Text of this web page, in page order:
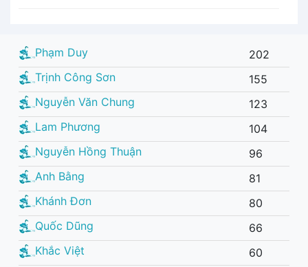
Phạm Duy
202
Trịnh Công Sơn
155
Nguyễn Văn Chung
123
Lam Phương
104
Nguyễn Hồng Thuận
96
Anh Bằng
81
Khánh Đơn
80
Quốc Dũng
66
Khắc Việt
60